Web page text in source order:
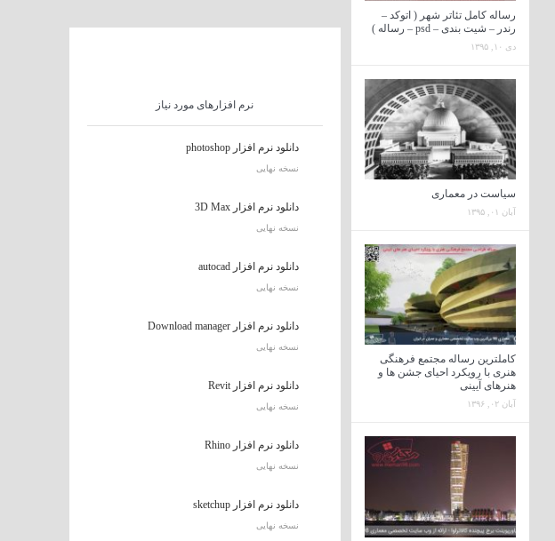
رساله کامل تئاتر شهر ( اتوکد –
رندر – شیت بندی – psd – رساله )
دی ۱۰, ۱۳۹۵
سیاست در معماری
آبان ۰۱, ۱۳۹۵
کاملترین رساله مجتمع فرهنگی
هنری با رویکرد احیای جشن ها و
هنرهای آیینی
آبان ۰۲, ۱۳۹۶
نرم افزارهای مورد نیاز
دانلود نرم افزار photoshop
نسخه نهایی
دانلود نرم افزار 3D Max
نسخه نهایی
دانلود نرم افزار autocad
نسخه نهایی
دانلود نرم افزار Download manager
نسخه نهایی
دانلود نرم افزار Revit
نسخه نهایی
دانلود نرم افزار Rhino
نسخه نهایی
دانلود نرم افزار sketchup
نسخه نهایی